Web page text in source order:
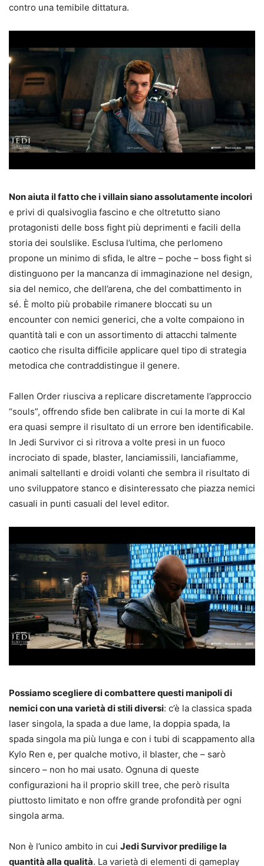
contro una temibile dittatura.
Non aiuta il fatto che i villain siano assolutamente incolori
e privi di qualsivoglia fascino e che oltretutto siano
protagonisti delle boss fight più deprimenti e facili della
storia dei soulslike. Esclusa l’ultima, che perlomeno
propone un minimo di sfida, le altre – poche – boss fight si
distinguono per la mancanza di immaginazione nel design,
sia del nemico, che dell’arena, che del combattimento in
sé. È molto più probabile rimanere bloccati su un
encounter con nemici generici, che a volte compaiono in
quantità tali e con un assortimento di attacchi talmente
caotico che risulta difficile applicare quel tipo di strategia
metodica che contraddistingue il genere.
Fallen Order riusciva a replicare discretamente l’approccio
“souls”, offrendo sfide ben calibrate in cui la morte di Kal
era quasi sempre il risultato di un errore ben identificabile.
In Jedi Survivor ci si ritrova a volte presi in un fuoco
incrociato di spade, blaster, lanciamissili, lanciafiamme,
animali saltellanti e droidi volanti che sembra il risultato di
uno sviluppatore stanco e disinteressato che piazza nemici
casuali in punti casuali del level editor.
Possiamo scegliere di combattere questi manipoli di
nemici con una varietà di stili diversi: c’è la classica spada
laser singola, la spada a due lame, la doppia spada, la
spada singola ma più lunga e con i tubi di scappamento alla
Kylo Ren e, per qualche motivo, il blaster, che – sarò
sincero – non ho mai usato. Ognuna di queste
configurazioni ha il proprio skill tree, che però risulta
piuttosto limitato e non offre grande profondità per ogni
singola arma.
Non è l’unico ambito in cui Jedi Survivor predilige la
quantità alla qualità. La varietà di elementi di gameplay